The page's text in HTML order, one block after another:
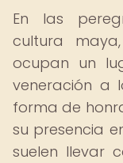
En las
cultura
ocupan un
veneración a
forma de
su presencia
suelen llevar